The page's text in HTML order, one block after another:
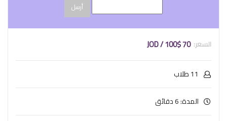
أرسل
70 JOD / 100$
11 طلاب
المدة: 6 دقائق